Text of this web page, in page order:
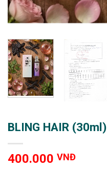
BLING HAIR (30ml)
400.000 VNĐ